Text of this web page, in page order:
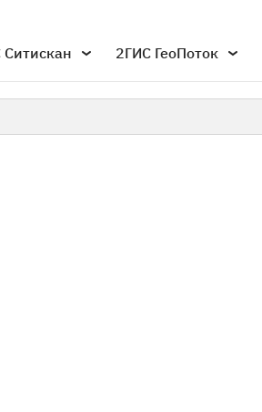
Ситискан 2ГИС ГеоПоток